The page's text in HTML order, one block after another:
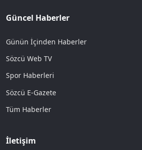
Güncel Haberler
Günün İçinden Haberler
Sözcü Web TV
Spor Haberleri
Sözcü E-Gazete
Tüm Haberler
İletişim